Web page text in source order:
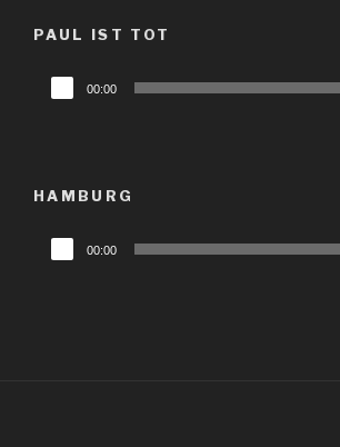
PAUL IST TOT
Audio-
Player
00:00
HAMBURG
Audio-
Player
00:00